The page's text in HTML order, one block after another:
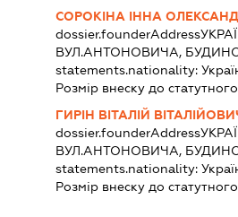
СОРОКІНА ІННА
dossier.founderAddress
ВУЛ.АНТОНОВИЧА,
statements.nationality:
Розмір внеску до
ГИРІН ВІТАЛІЙ
dossier.founderAddress
ВУЛ.АНТОНОВИЧА,
statements.nationality:
Розмір внеску до